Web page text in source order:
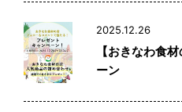
2025.12.26
【おきなわ食
ーン